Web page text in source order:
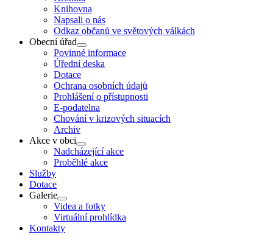
Knihovna
Napsali o nás
Odkaz občanů ve světových válkách
Obecní úřad
Show
sub
menu
Povinné informace
Úřední deska
Dotace
Ochrana osobních údajů
Prohlášení o přístupnosti
E-podatelna
Chování v krizových situacích
Archiv
Akce v obci
Show
sub
menu
Nadcházející akce
Proběhlé akce
Služby
Dotace
Galerie
Show
sub
menu
Videa a fotky
Virtuální prohlídka
Kontakty